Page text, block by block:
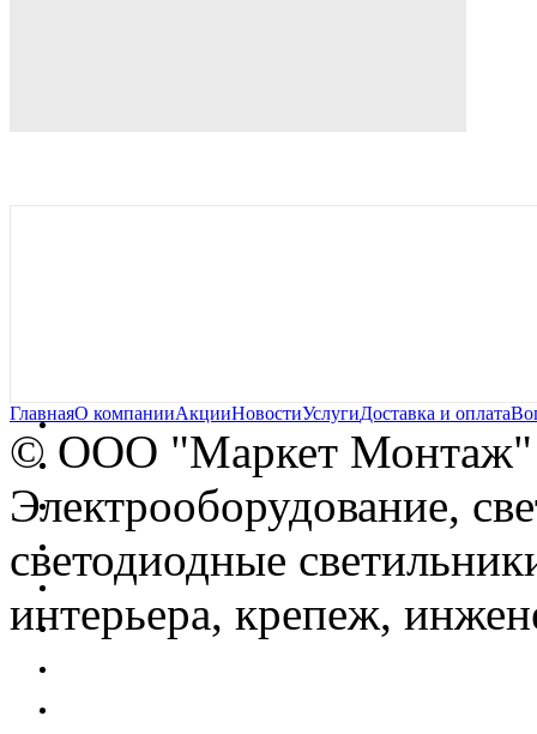
ГлавнаяО компанииАкцииНовостиУслугиДоставка и оплата
© OOO "Маркет Монтаж"
Электрооборудование,
светодиодные
интерьера, крепеж,